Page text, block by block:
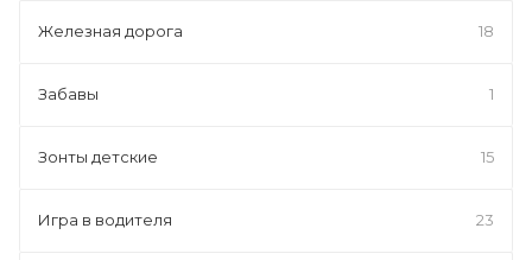
Железная дорога 18
Забавы 1
Зонты детские 15
Игра в водителя 23